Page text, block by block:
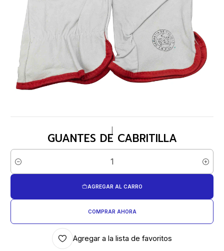
GUANTES DE CABRITILLA
Cantidad
AGREGAR AL CARRO
COMPRAR AHORA
Agregar a la lista de favoritos